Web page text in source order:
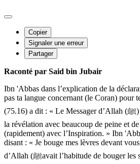
Copier
Signaler une erreur
Partager
Raconté par Said bin Jubair
Ibn 'Abbas dans l’explication de la
pas ta langue concernant (le Coran) pour
(75.16) a dit : « Le Messager d’Allah (ﷺ) avait l’habitude de porter
la révélation avec beaucoup de peine et
(rapidement) avec l’Inspiration. » Ibn
disant : « Je bouge mes lèvres devant
d’Allah (ﷺavait l’habitude de bouger les siennes. » Saïd remua les